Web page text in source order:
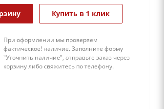
Купить в 1 клик
При оформлении мы проверяем
фактическое! наличие. 3аполните форму
"Уточнить наличие", отправьте заказ через
корзину либо свяжитесь по телефону.